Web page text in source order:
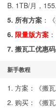
B. 1TB/月，
5. 所有方案 ：《
6. 限量版方案
7. 搬瓦工优惠码
新手教程
1. 方案：《搬
2. 购买：《搬